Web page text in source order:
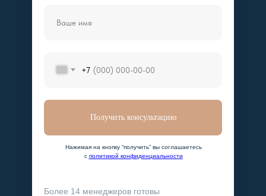
+7
Получить консультацию
Более 14 менеджеров готовы
Нажимая на кнопку “получить” вы соглашаетесь
с политикой конфиденциальности